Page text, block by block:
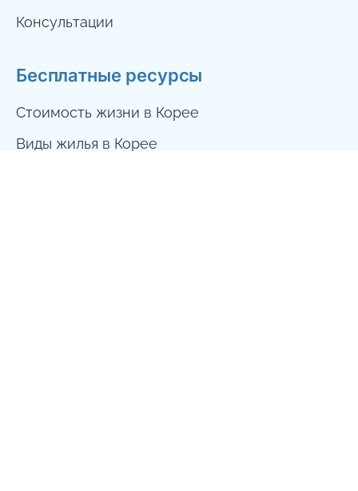
Консультации
Бесплатные ресурсы
Стоимость жизни в Корее
Виды жилья в Корее